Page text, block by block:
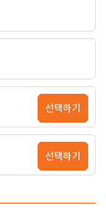
선택하기
선택하기